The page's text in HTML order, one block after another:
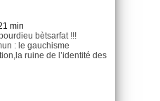
min
bètsarfat !!!
: le gauchisme
ruine de l’identité des